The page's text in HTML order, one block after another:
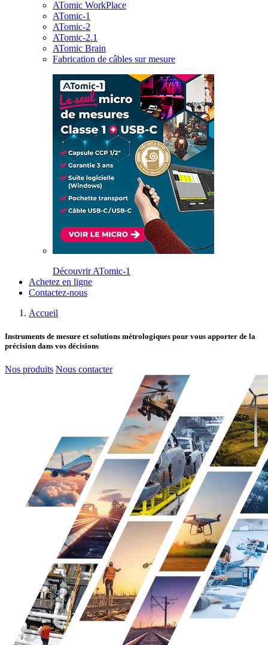
ATomic WorkPlace
ATomic-1
ATomic-2
ATomic-2.1
ATomic Brain
Fabrication de câbles sur mesure
Découvrir ATomic-1
Achetez en ligne
Contactez-nous
Accueil
Instruments de mesure et solutions métrologiques pour vous apporter de la
précision dans vos décisions
Nos produits Nous contacter